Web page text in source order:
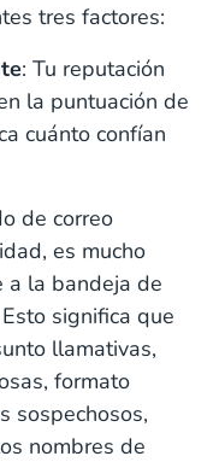
tres factores:
: Tu reputación
la puntuación de
cuánto confían
de correo
es mucho
a la bandeja de
significa que
llamativas,
formato
sospechosos,
nombres de